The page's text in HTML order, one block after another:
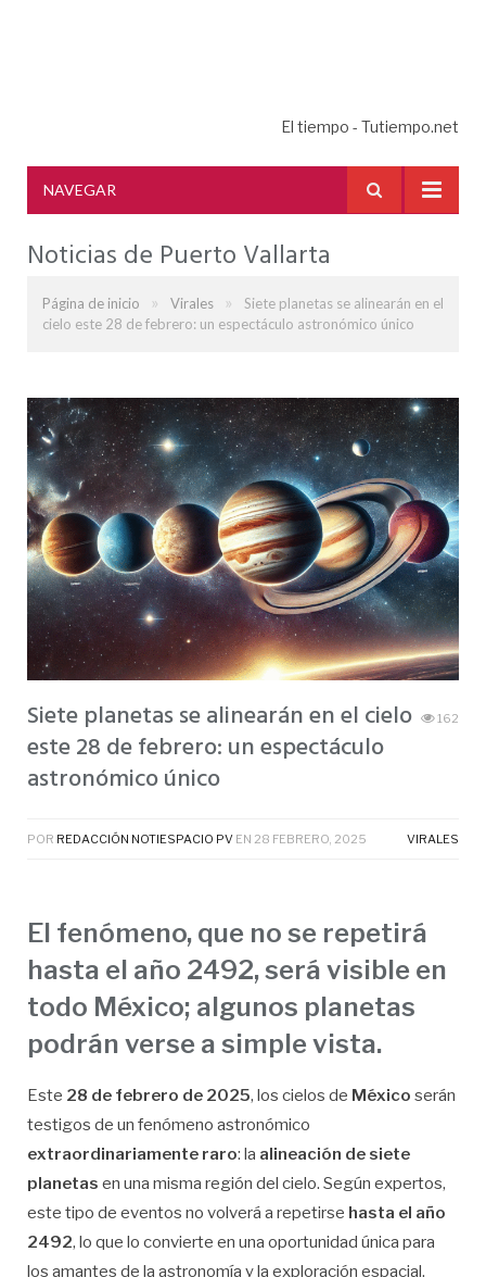
El tiempo - Tutiempo.net
NAVEGAR
Noticias de Puerto Vallarta
Página de inicio » Virales »
Siete planetas se alinearán en el
cielo este 28 de febrero: un espectáculo astronómico único
Siete planetas se alinearán en el cielo
este 28 de febrero: un espectáculo
astronómico único
162
POR REDACCIÓN NOTIESPACIO PV EN 28 FEBRERO, 2025 VIRALES
El fenómeno, que no se repetirá
hasta el año 2492, será visible en
todo México; algunos planetas
podrán verse a simple vista.
Este 28 de febrero de 2025, los cielos de México serán
testigos de un fenómeno astronómico
extraordinariamente raro: la alineación de siete
planetas en una misma región del cielo. Según expertos,
este tipo de eventos no volverá a repetirse hasta el año
2492, lo que lo convierte en una oportunidad única para
los amantes de la astronomía y la exploración espacial.